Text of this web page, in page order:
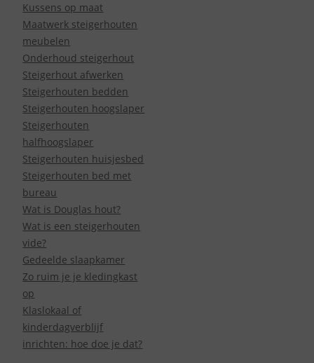
Kussens op maat
Maatwerk steigerhouten
meubelen
Onderhoud steigerhout
Steigerhout afwerken
Steigerhouten bedden
Steigerhouten hoogslaper
Steigerhouten
halfhoogslaper
Steigerhouten huisjesbed
Steigerhouten bed met
bureau
Wat is Douglas hout?
Wat is een steigerhouten
vide?
Gedeelde slaapkamer
Zo ruim je je kledingkast
op
Klaslokaal of
kinderdagverblijf
inrichten: hoe doe je dat?